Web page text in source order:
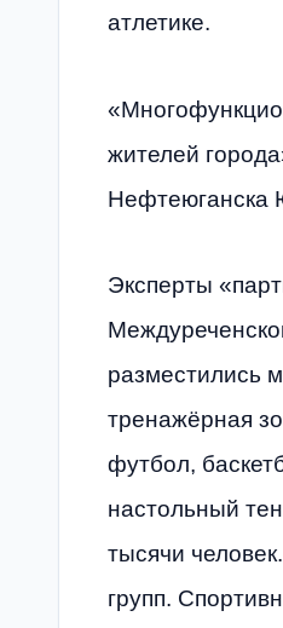
атлетике.
жителей
Нефтеюганска
Эксперты
разместились
тренажёрная
футбол,
настольный
тысячи
групп.